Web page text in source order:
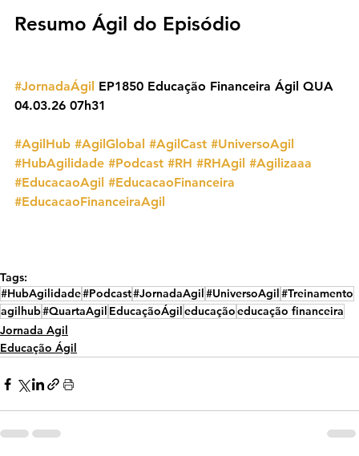
Resumo Ágil do Episódio
#JornadaÁgil EP1850 Educação Financeira Ágil QUA
04.03.26 07h31
#AgilHub #AgilGlobal #AgilCast #UniversoAgil
#HubAgilidade #Podcast #RH #RHAgil #Agilizaaa
#EducacaoAgil #EducacaoFinanceira
#EducacaoFinanceiraAgil
Tags:
#HubAgilidade#Podcast#JornadaAgil#UniversoAgil#Treinamento
agilhub#QuartaAgil EducaçãoÁgileducaçãoeducação financeira
Jornada Agil
Educação Ágil